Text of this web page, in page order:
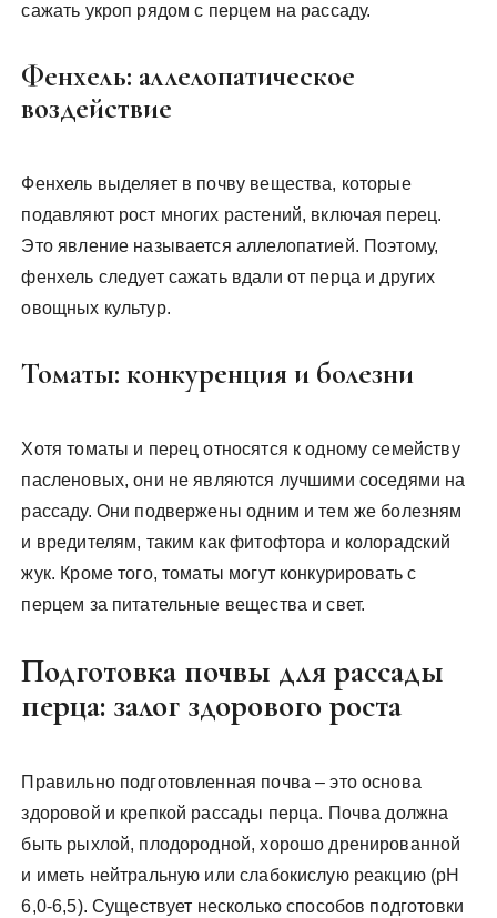
сажать укроп рядом с перцем на рассаду.
Фенхель: аллелопатическое
воздействие
Фенхель выделяет в почву вещества, которые
подавляют рост многих растений, включая перец.
Это явление называется аллелопатией. Поэтому,
фенхель следует сажать вдали от перца и других
овощных культур.
Томаты: конкуренция и болезни
Хотя томаты и перец относятся к одному семейству
пасленовых, они не являются лучшими соседями на
рассаду. Они подвержены одним и тем же болезням
и вредителям, таким как фитофтора и колорадский
жук. Кроме того, томаты могут конкурировать с
перцем за питательные вещества и свет.
Подготовка почвы для рассады
перца: залог здорового роста
Правильно подготовленная почва – это основа
здоровой и крепкой рассады перца. Почва должна
быть рыхлой, плодородной, хорошо дренированной
и иметь нейтральную или слабокислую реакцию (pH
6,0-6,5). Существует несколько способов подготовки